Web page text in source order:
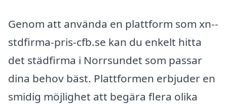
Genom att använda en plattform som xn--
stdfirma-pris-cfb.se kan du enkelt hitta
det städfirma i Norrsundet som passar
dina behov bäst. Plattformen erbjuder en
smidig möjlighet att begära flera olika